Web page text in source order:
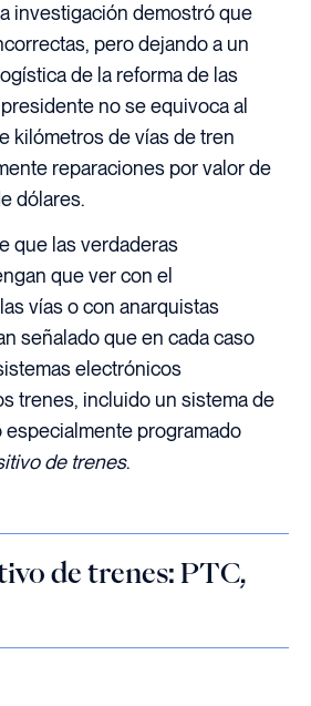
investigación demostró que
pero dejando a un
de la reforma de las
no se equivoca al
kilómetros de vías de tren
reparaciones por valor de
dólares.
que las verdaderas
que ver con el
vías o con anarquistas
señalado que en cada caso
electrónicos
trenes, incluido un sistema de
programado
de trenes.
de trenes: PTC,